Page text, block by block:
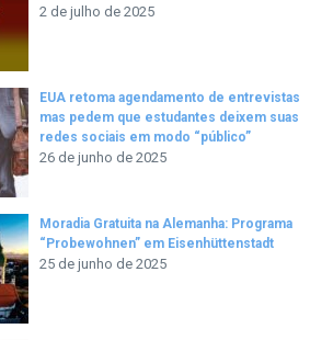
2 de julho de 2025
EUA retoma agendamento de entrevistas
mas pedem que estudantes deixem suas
redes sociais em modo “público”
26 de junho de 2025
Moradia Gratuita na Alemanha: Programa
“Probewohnen” em Eisenhüttenstadt
25 de junho de 2025